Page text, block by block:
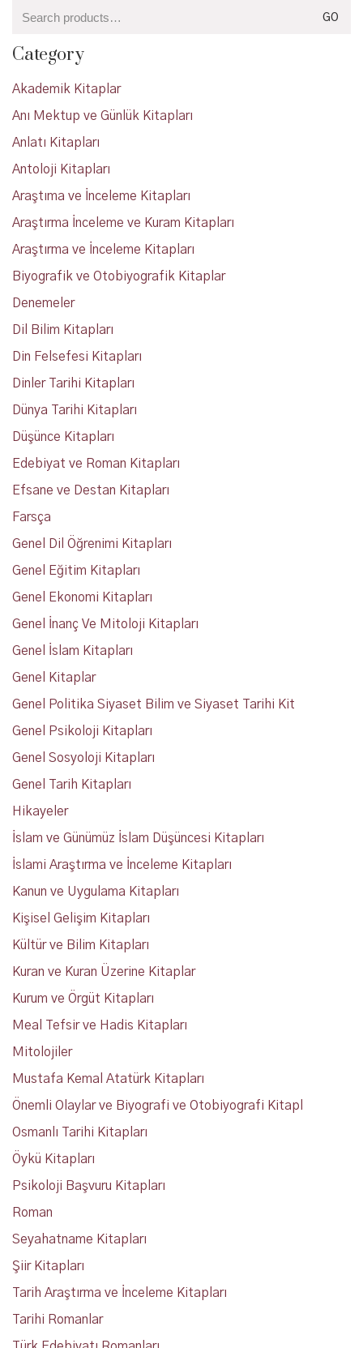
for:
GO
Category
Akademik Kitaplar
Anı Mektup ve Günlük Kitapları
Anlatı Kitapları
Antoloji Kitapları
Araştıma ve İnceleme Kitapları
Araştırma İnceleme ve Kuram Kitapları
Araştırma ve İnceleme Kitapları
Biyografik ve Otobiyografik Kitaplar
Denemeler
Dil Bilim Kitapları
Din Felsefesi Kitapları
Dinler Tarihi Kitapları
Dünya Tarihi Kitapları
Düşünce Kitapları
Edebiyat ve Roman Kitapları
Efsane ve Destan Kitapları
Farsça
Genel Dil Öğrenimi Kitapları
Genel Eğitim Kitapları
Genel Ekonomi Kitapları
Genel İnanç Ve Mitoloji Kitapları
Genel İslam Kitapları
Genel Kitaplar
Genel Politika Siyaset Bilim ve Siyaset Tarihi Kit
Genel Psikoloji Kitapları
Genel Sosyoloji Kitapları
Genel Tarih Kitapları
Hikayeler
İslam ve Günümüz İslam Düşüncesi Kitapları
İslami Araştırma ve İnceleme Kitapları
Kanun ve Uygulama Kitapları
Kişisel Gelişim Kitapları
Kültür ve Bilim Kitapları
Kuran ve Kuran Üzerine Kitaplar
Kurum ve Örgüt Kitapları
Meal Tefsir ve Hadis Kitapları
Mitolojiler
Mustafa Kemal Atatürk Kitapları
Önemli Olaylar ve Biyografi ve Otobiyografi Kitapl
Osmanlı Tarihi Kitapları
Öykü Kitapları
Psikoloji Başvuru Kitapları
Roman
Seyahatname Kitapları
Şiir Kitapları
Tarih Araştırma ve İnceleme Kitapları
Tarihi Romanlar